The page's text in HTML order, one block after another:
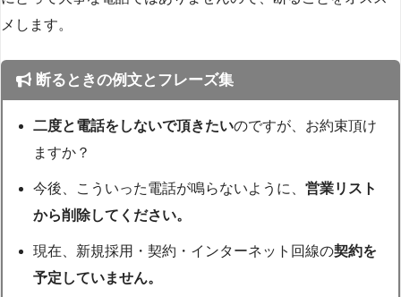
メします。
断るときの例文とフレーズ集
二度と電話をしないで頂きたいのですが、お約束頂け
ますか？
今後、こういった電話が鳴らないように、営業リスト
から削除してください。
現在、新規採用・契約・インターネット回線の契約を
予定していません。